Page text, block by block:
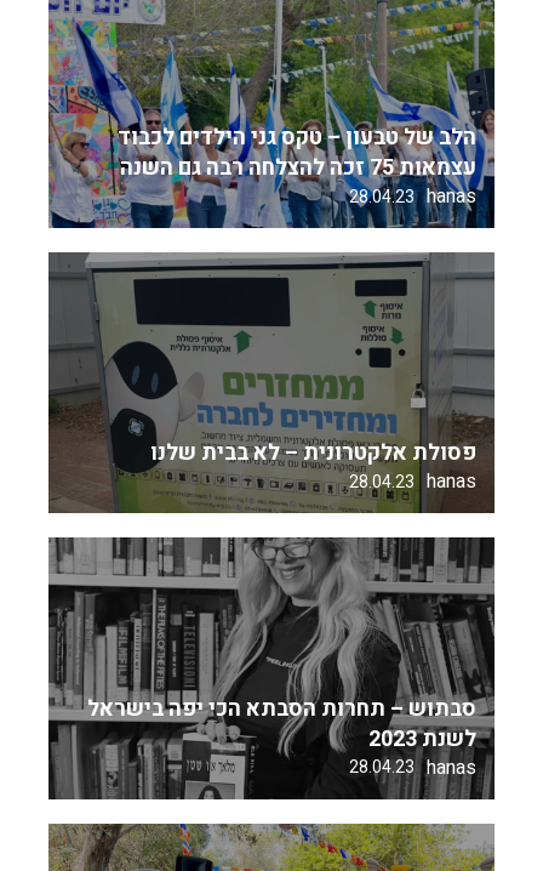
הלב של טבעון – טקס גני הילדים לכבוד
עצמאות 75 זכה להצלחה רבה גם השנה
hanas
28.04.23
פסולת אלקטרונית – לא בבית שלנו
hanas
28.04.23
סבתוש – תחרות הסבתא הכי יפה בישראל
לשנת 2023
hanas
28.04.23